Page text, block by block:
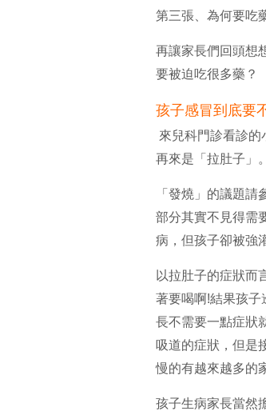
第三張、為何要吃
再讓家長們回頭想
要被迫吃很多藥
孩子感冒到底要
來兒科門診看診的
再來是「拉肚子
「發燒」的議題
部分其實不見得需
病，但孩子卻被
以拉肚子的症狀而
著要喝啊!結果孩子
長不需要一點症狀
吸道的症狀，但是
慢的有越來越多
孩子生病家長當然